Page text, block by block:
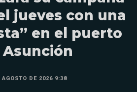
jueves con una
en el puerto
Asunción
AGOSTO DE 2026 9:38